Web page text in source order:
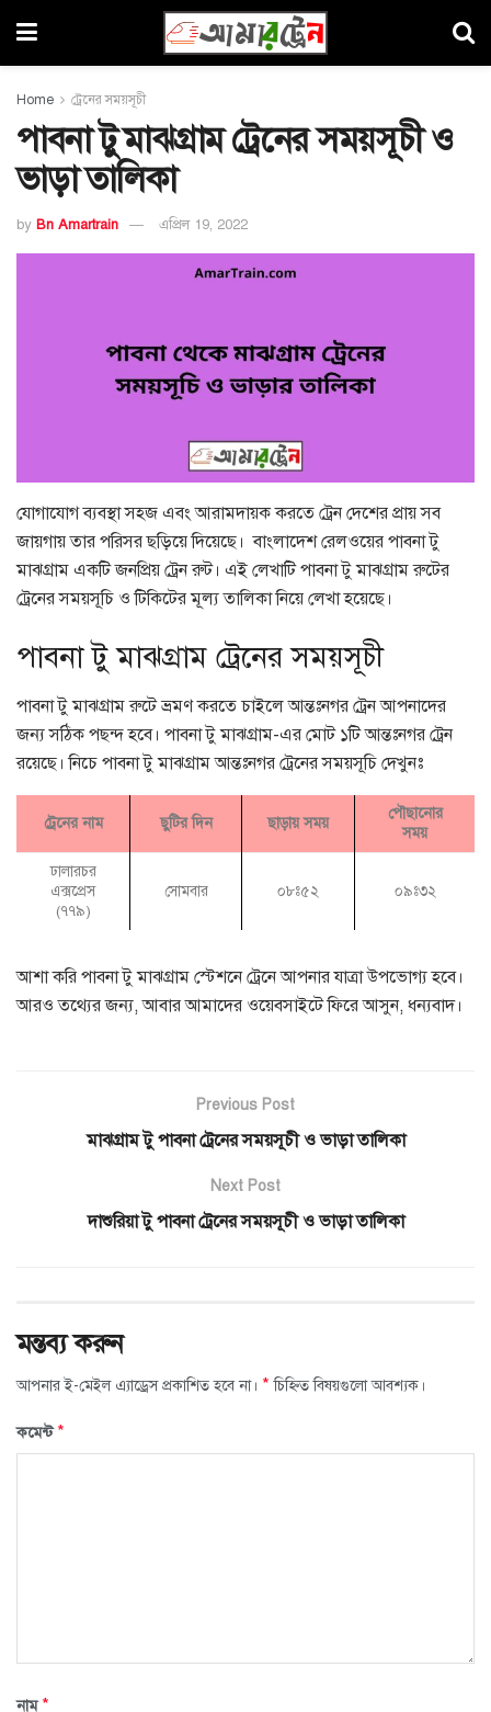
Home ট্রেনের সময়সূচী
পাবনা টু মাঝগ্রাম ট্রেনের সময়সূচী ও
ভাড়া তালিকা
by Bn Amartrain এপ্রিল 19, 2022
যোগাযোগ ব্যবস্থা সহজ এবং আরামদায়ক করতে ট্রেন দেশের প্রায় সব
জায়গায় তার পরিসর ছড়িয়ে দিয়েছে। বাংলাদেশ রেলওয়ের পাবনা টু
মাঝগ্রাম একটি জনপ্রিয় ট্রেন রুট। এই লেখাটি পাবনা টু মাঝগ্রাম রুটের
ট্রেনের সময়সূচি ও টিকিটের মূল্য তালিকা নিয়ে লেখা হয়েছে।
পাবনা টু মাঝগ্রাম ট্রেনের সময়সূচী
পাবনা টু মাঝগ্রাম রুটে ভ্রমণ করতে চাইলে আন্তঃনগর ট্রেন আপনাদের
জন্য সঠিক পছন্দ হবে। পাবনা টু মাঝগ্রাম-এর মোট ১টি আন্তঃনগর ট্রেন
রয়েছে। নিচে পাবনা টু মাঝগ্রাম আন্তঃনগর ট্রেনের সময়সূচি দেখুনঃ
ট্রেনের নাম ছুটির দিন ছাড়ায় সময়
পৌছানোর
সময়
ঢালারচর
এক্সপ্রেস
(৭৭৯)
সোমবার ০৮ঃ৫২ ০৯ঃ৩২
আশা করি পাবনা টু মাঝগ্রাম স্টেশনে ট্রেনে আপনার যাত্রা উপভোগ্য হবে।
আরও তথ্যের জন্য, আবার আমাদের ওয়েবসাইটে ফিরে আসুন, ধন্যবাদ।
Previous Post
মাঝগ্রাম টু পাবনা ট্রেনের সময়সূচী ও ভাড়া তালিকা
Next Post
দাশুরিয়া টু পাবনা ট্রেনের সময়সূচী ও ভাড়া তালিকা
মন্তব্য করুন
আপনার ই-মেইল এ্যাড্রেস প্রকাশিত হবে না। * চিহ্নিত বিষয়গুলো আবশ্যক।
কমেন্ট*
নাম*